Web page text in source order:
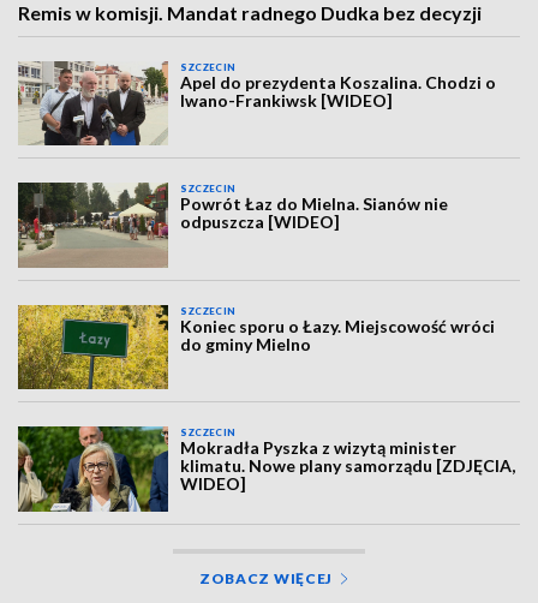
Remis w komisji. Mandat radnego Dudka bez decyzji
SZCZECIN
Apel do prezydenta Koszalina. Chodzi o
Iwano-Frankiwsk [WIDEO]
SZCZECIN
Powrót Łaz do Mielna. Sianów nie
odpuszcza [WIDEO]
SZCZECIN
Koniec sporu o Łazy. Miejscowość wróci
do gminy Mielno
SZCZECIN
Mokradła Pyszka z wizytą minister
klimatu. Nowe plany samorządu [ZDJĘCIA,
WIDEO]
ZOBACZ WIĘCEJ